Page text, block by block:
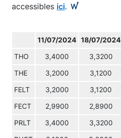
accessibles ici.
11/07/2024 18/07/2024
THO 3,4000 3,3200
THE 3,2000 3,1200
FELT 3,2000 3,1200
FECT 2,9900 2,8900
PRLT 3,4000 3,3200